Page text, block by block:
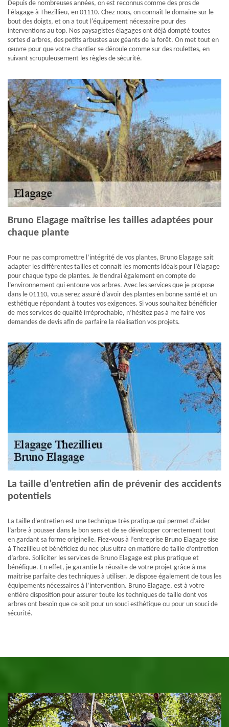
Depuis de nombreuses années, on est reconnus comme des pros de
l'élagage à Thezillieu, en 01110. Chez nous, on connaît le domaine sur le
bout des doigts, et on a tout l'équipement nécessaire pour des
interventions au top. Nos paysagistes élagages ont déjà dompté toutes
sortes d'arbres, des petits arbustes aux géants de la forêt. On met tout en
œuvre pour que votre chantier se déroule comme sur des roulettes, en
suivant scrupuleusement les règles de sécurité.
Bruno Elagage maîtrise les tailles adaptées pour
chaque plante
Pour ne pas compromettre l’intégrité de vos plantes, Bruno Elagage sait
adapter les différentes tailles et connait les moments idéals pour l’élagage
pour chaque type de plantes. Je tiendrai également en compte de
l’environnement qui entoure vos arbres. Avec les services que je propose
dans le 01110, vous serez assuré d’avoir des plantes en bonne santé et un
esthétique répondant à toutes vos exigences. Si vous souhaitez bénéficier
de mes services de qualité irréprochable, n’hésitez pas à me faire vos
demandes de devis afin de parfaire la réalisation vos projets.
La taille d’entretien afin de prévenir des accidents
potentiels
La taille d'entretien est une technique très pratique qui permet d’aider
l’arbre à pousser dans le bon sens et de se développer correctement tout
en gardant sa forme originelle. Fiez-vous à l’entreprise Bruno Elagage sise
à Thezillieu et bénéficiez du nec plus ultra en matière de taille d’entretien
d’arbre. Solliciter les services de Bruno Elagage est plus pratique et
bénéfique. En effet, je garantie la réussite de votre projet grâce à ma
maitrise parfaite des techniques à utiliser. Je dispose également de tous les
équipements nécessaires à l’intervention. Bruno Elagage, est à votre
entière disposition pour assurer toute les techniques de taille dont vos
arbres ont besoin que ce soit pour un souci esthétique ou pour un souci de
sécurité.